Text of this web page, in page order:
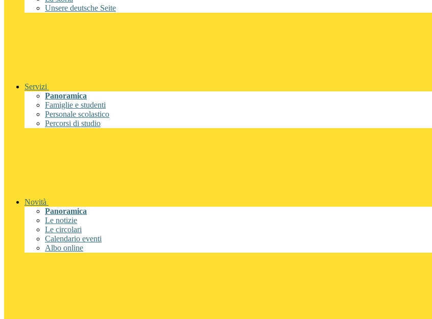
Unsere deutsche Seite
Servizi
Panoramica
Famiglie e studenti
Personale scolastico
Percorsi di studio
Novità
Panoramica
Le notizie
Le circolari
Calendario eventi
Albo online